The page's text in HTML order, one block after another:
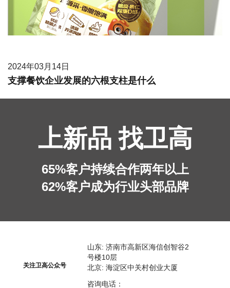
2024年03月14日
支撑餐饮企业发展的六根支柱是什么
上新品 找卫高
65%客户持续合作两年以上
62%客户成为行业头部品牌
关注卫高公众号
山东: 济南市高新区海信创智谷2
号楼10层
北京: 海淀区中关村创业大厦
咨询电话：